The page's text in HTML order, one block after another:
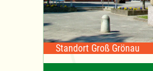
Standort Groß Grönau